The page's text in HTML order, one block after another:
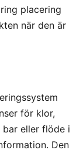
placering
när den är
för klor,
eller flöde i
Den